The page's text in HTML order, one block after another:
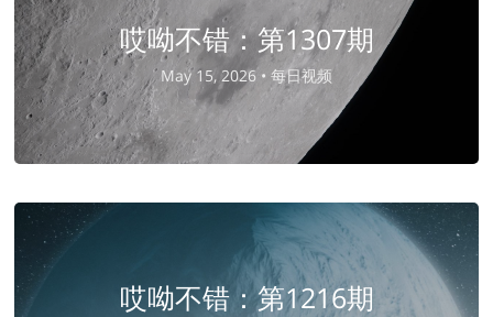
哎呦不错：第1307期
May 15, 2026 • 每日视频
哎呦不错：第1216期